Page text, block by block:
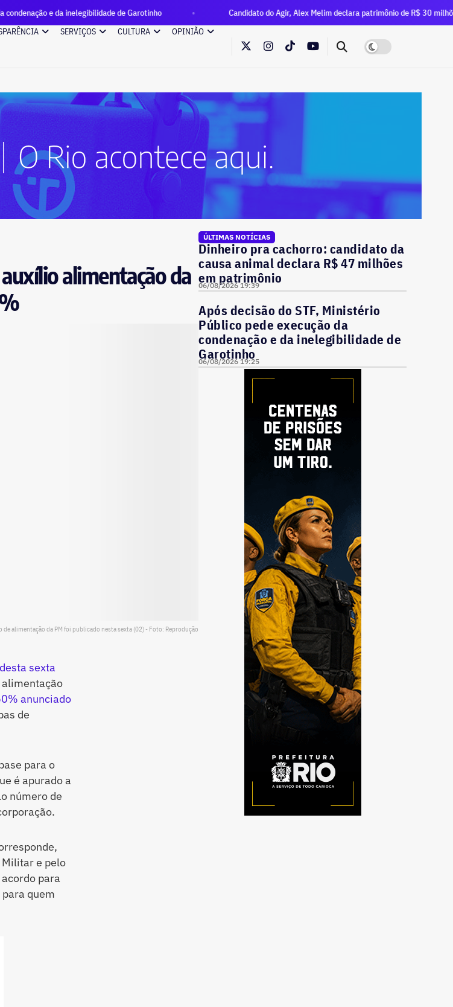
inelegibilidade de Garotinho
Candidato do Agir, Alex Melim declara patrimônio de R$ 30 milhões à Justiça
SERVIÇOS CULTURA OPINIÃO
alimentação da
alimentação da PM foi publicado nesta sexta (02) - Foto: Reprodução
sexta
anunciado
de
para o
é apurado a
número de
e pelo
para
quem
ÚLTIMAS NOTÍCIAS
Dinheiro pra cachorro: candidato da
causa animal declara R$ 47 milhões
em patrimônio
06/08/2026 19:39
Após decisão do STF, Ministério
Público pede execução da
condenação e da inelegibilidade de
Garotinho
06/08/2026 19:25